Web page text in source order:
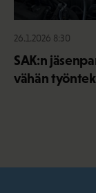
26.1.2026 8:30
SAK:n
vähän